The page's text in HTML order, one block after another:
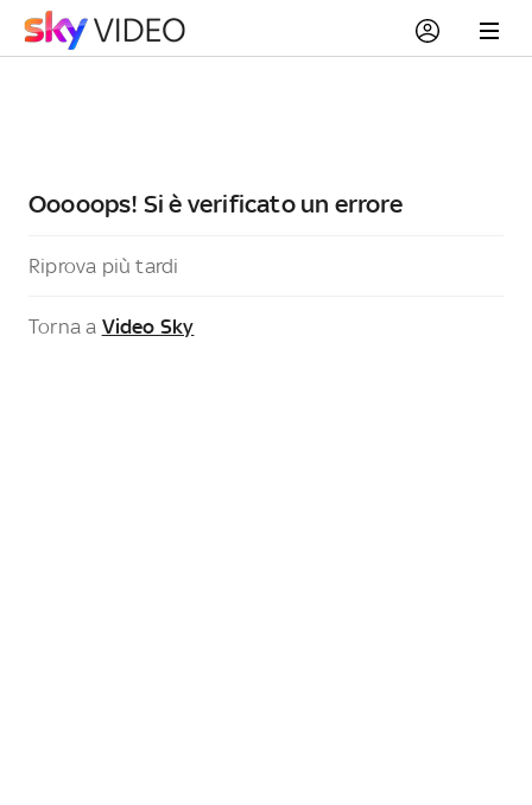
Ooooops! Si è verificato un errore
Riprova più tardi
Torna a Video Sky